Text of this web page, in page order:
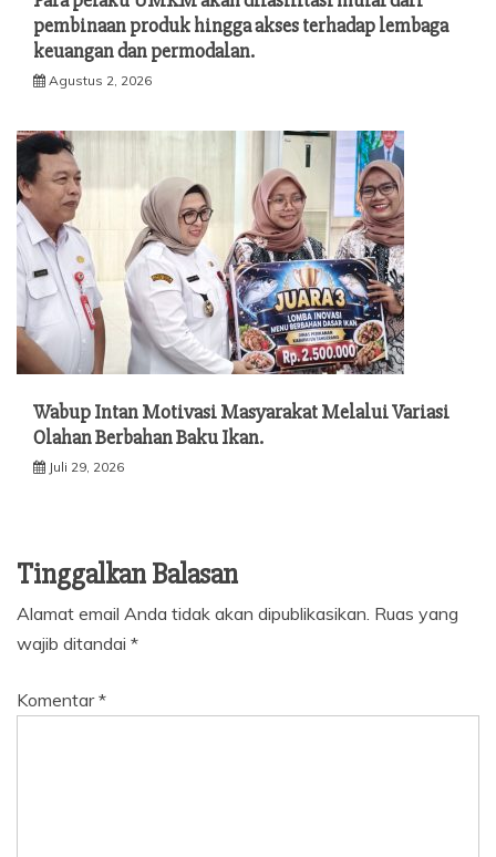
pembinaan produk hingga akses terhadap lembaga
keuangan dan permodalan.
Agustus 2, 2026
Wabup Intan Motivasi Masyarakat Melalui Variasi
Olahan Berbahan Baku Ikan.
Juli 29, 2026
Tinggalkan Balasan
Alamat email Anda tidak akan dipublikasikan. Ruas yang
wajib ditandai *
Komentar*